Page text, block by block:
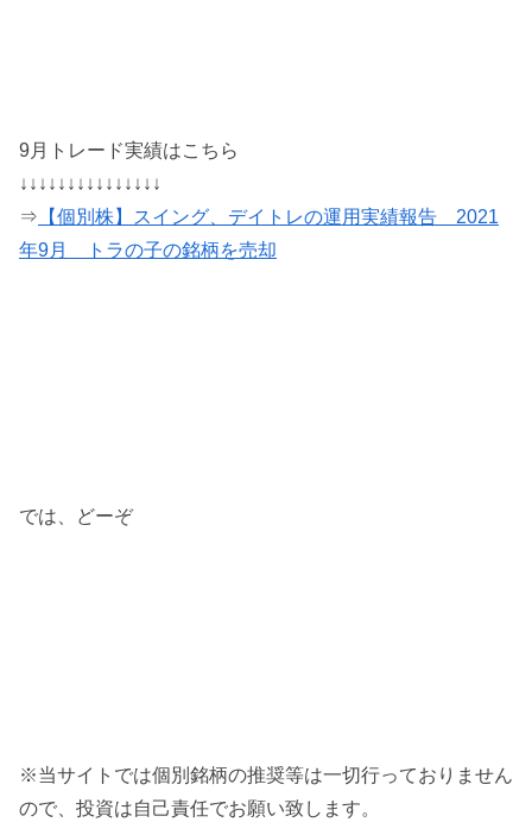
9月トレード実績はこちら
↓↓↓↓↓↓↓↓↓↓↓↓↓↓↓
⇒ 【個別株】スイング、デイトレの運用実績報告 2021
年9月 トラの子の銘柄を売却
では、どーぞ
※当サイトでは個別銘柄の推奨等は一切行っておりません
ので、投資は自己責任でお願い致します。